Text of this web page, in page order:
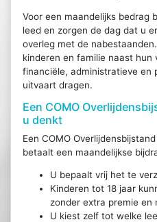
Voor een maandelijks bedrag
leed en zorgen de dag dat u
overleg met de
kinderen en familie naast
financiële, administratieve en
uitvaart dragen.
Een COMO
u denkt
Een COMO
betaalt een maandelijkse
U bepaalt vrij het te
Kinderen tot 18 jaar
zonder extra premie en
U kiest zelf tot welke